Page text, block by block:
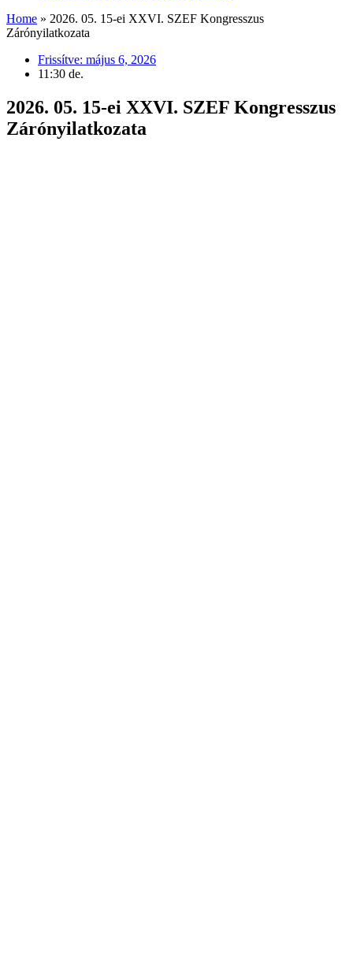
Home » 2026. 05. 15-ei XXVI. SZEF Kongresszus
Zárónyilatkozata
Frissítve: május 6, 2026
11:30 de.
2026. 05. 15-ei XXVI. SZEF Kongresszus
Zárónyilatkozata